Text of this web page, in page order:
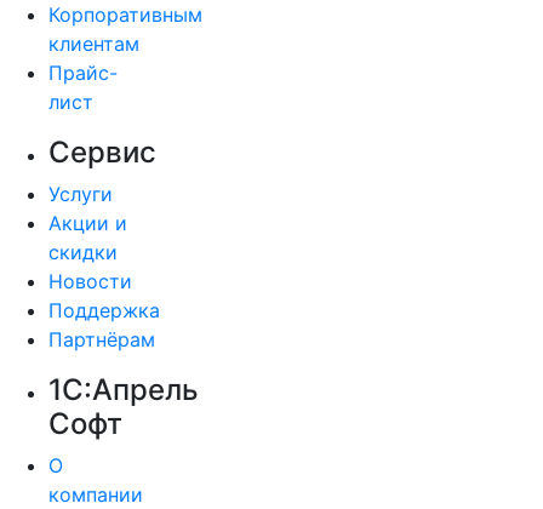
Корпоративным
клиентам
Прайс-
лист
Сервис
Услуги
Акции и
скидки
Новости
Поддержка
Партнёрам
1С:Апрель
Софт
О
компании